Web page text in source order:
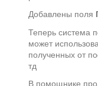
Добавлены поля
Теперь система
может
полученных от
тд
В помощнике